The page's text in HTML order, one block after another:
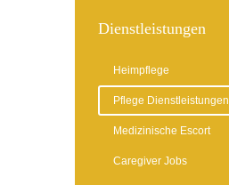
Dienstleistungen
Heimpflege
Pflege Dienstleistungen
Medizinische Escort
Caregiver Jobs